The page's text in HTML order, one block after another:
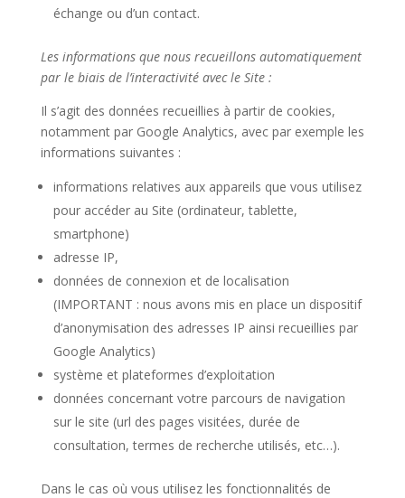
échange ou d’un contact.
Les informations que nous recueillons automatiquement
par le biais de l’interactivité avec le Site :
Il s’agit des données recueillies à partir de cookies,
notamment par Google Analytics, avec par exemple les
informations suivantes :
informations relatives aux appareils que vous utilisez
pour accéder au Site (ordinateur, tablette,
smartphone)
adresse IP,
données de connexion et de localisation
(IMPORTANT : nous avons mis en place un dispositif
d’anonymisation des adresses IP ainsi recueillies par
Google Analytics)
système et plateformes d’exploitation
données concernant votre parcours de navigation
sur le site (url des pages visitées, durée de
consultation, termes de recherche utilisés, etc…).
Dans le cas où vous utilisez les fonctionnalités de